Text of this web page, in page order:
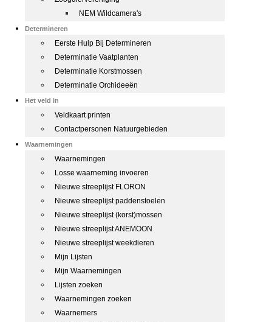
NEM Wildcamera's
Determineren
Eerste Hulp Bij Determineren
Determinatie Vaatplanten
Determinatie Korstmossen
Determinatie Orchideeën
Het veld in
Veldkaart printen
Contactpersonen Natuurgebieden
Waarnemingen
Waarnemingen
Losse waarneming invoeren
Nieuwe streeplijst FLORON
Nieuwe streeplijst paddenstoelen
Nieuwe streeplijst (korst)mossen
Nieuwe streeplijst ANEMOON
Nieuwe streeplijst weekdieren
Mijn Lijsten
Mijn Waarnemingen
Lijsten zoeken
Waarnemingen zoeken
Waarnemers